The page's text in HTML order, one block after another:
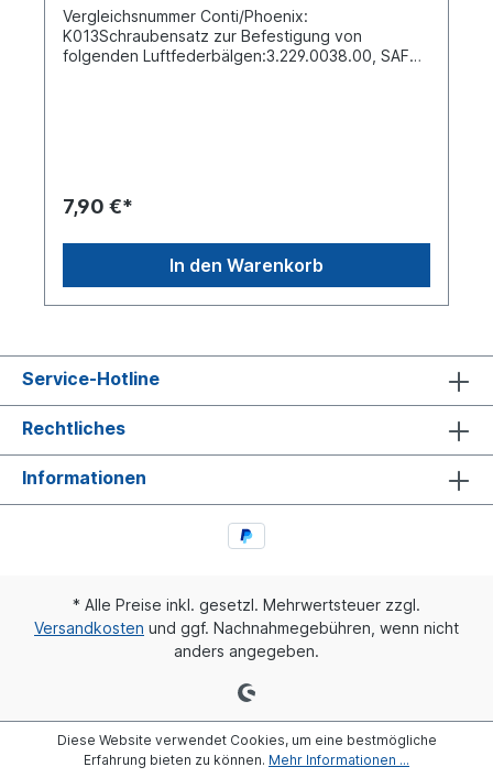
Vergleichsnummer Conti/Phoenix:
K013Schraubensatz zur Befestigung von
folgenden Luftfederbälgen:3.229.0038.00, SAF
7,90 €*
In den Warenkorb
Service-Hotline
Rechtliches
Informationen
* Alle Preise inkl. gesetzl. Mehrwertsteuer zzgl.
Versandkosten und ggf. Nachnahmegebühren, wenn nicht
anders angegeben.
Diese Website verwendet Cookies, um eine bestmögliche
Erfahrung bieten zu können. Mehr Informationen ...